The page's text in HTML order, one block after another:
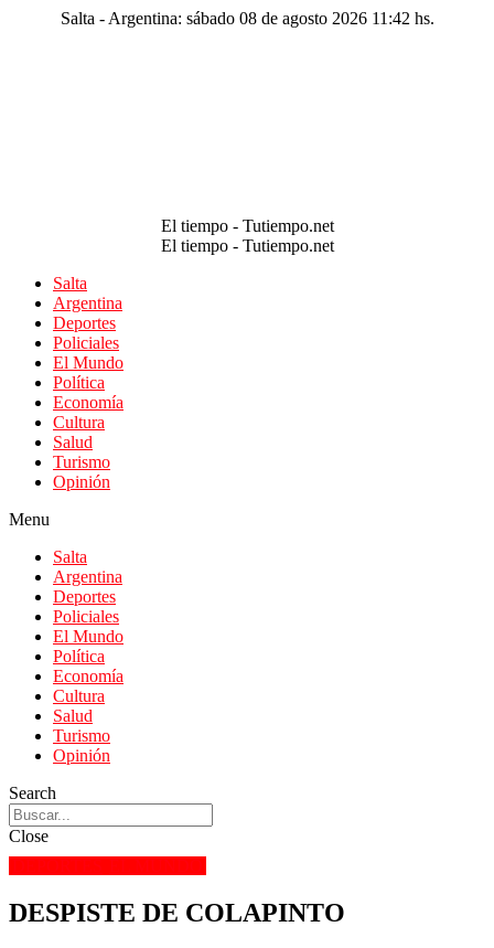
Salta - Argentina: sábado 08 de agosto 2026 11:42 hs.
El tiempo - Tutiempo.net
El tiempo - Tutiempo.net
Salta
Argentina
Deportes
Policiales
El Mundo
Política
Economía
Cultura
Salud
Turismo
Opinión
Menu
Salta
Argentina
Deportes
Policiales
El Mundo
Política
Economía
Cultura
Salud
Turismo
Opinión
Search
Close
DESPISTE DE COLAPINTO